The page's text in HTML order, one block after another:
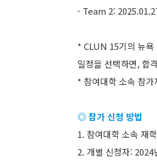
- Team 2:
* CLUN 15기의 뉴욕
일정을 선택하면, 합
* 참여대학 소속 참
◎ 참가 신청 방법
1. 참여대학 소속 재
2. 개별 신청자: